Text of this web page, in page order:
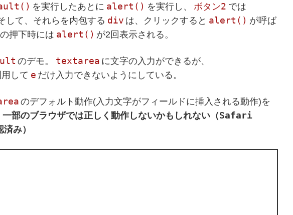
を実行したあとに alert() を実行し、 ボタン2 では
して、それらを内包する div は、クリックすると alert() が呼ば
の押下時には alert() が2回表示される。
のデモ。 textarea に文字の入力ができるが、
して e だけ入力できないようにしている。
のデフォルト動作(入力文字がフィールドに挿入される動作)を
一部のブラウザでは正しく動作しないかもしれない（Safari
み）